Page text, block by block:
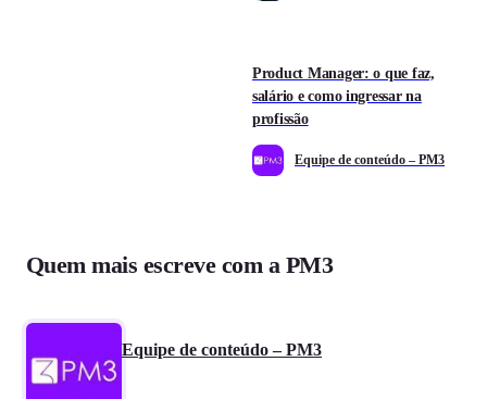
Product Manager: o que faz,
salário e como ingressar na
profissão
Equipe de conteúdo – PM3
Quem mais escreve com a PM3
Equipe de conteúdo – PM3